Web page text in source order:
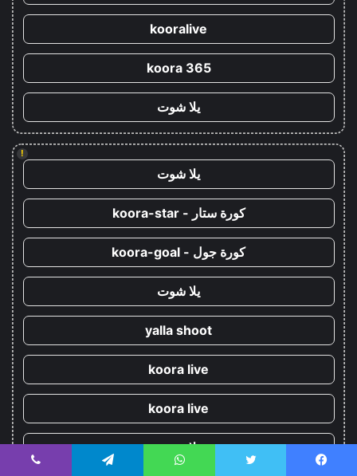
kooralive
koora 365
يلا شوت
!
يلا شوت
كورة ستار - koora-star
كورة جول - koora-goal
يلا شوت
yalla shoot
koora live
koora live
يلا شوت